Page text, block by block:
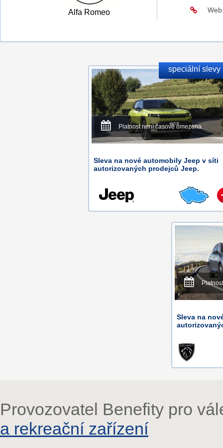
Alfa Romeo
speciální slevy
Platnost není časově omezena.
Sleva na nové automobily Jeep v síti
autorizovaných prodejců Jeep.
Sleva na
Provozovatel Benefity pro
a rekreační zařízení